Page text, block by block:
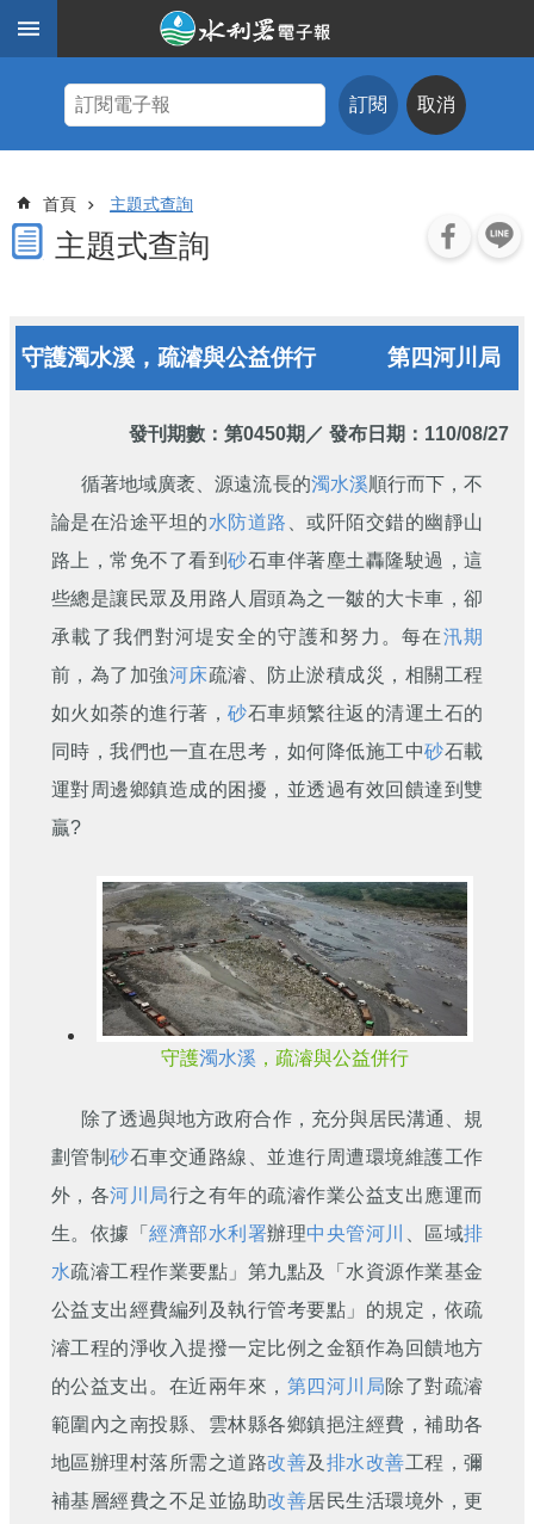
跳到主要內容區塊
題
式
查
期
訂閱 取消
首頁 主題式查詢
主題式查詢
守護濁水溪，疏濬與公益併行 第四河川局
發刊期數： 第0450期 ／ 發布日期：110/08/27
循著地域廣袤、源遠流長的濁水溪順行而下，不
論是在沿途平坦的水防道路
、或阡陌交錯的幽靜山
路上，常免不了看到砂石車伴著塵土轟隆駛過，這
些總是讓民眾及用路人眉頭為之一皺的大卡車，卻
承載了我們對河堤安全的守護和努力。每在汛期
前，為了加強河床疏濬、防止淤積成災，相關工程
如火如荼的進行著，砂石車頻繁往返的清運土石的
同時，我們也一直在思考，如何降低施工中砂石載
運對周邊鄉鎮造成的困擾，並透過有效回饋達到雙
贏?
守護濁水溪 ，疏濬與公益併行
除了透過與地方政府合作，充分與居民溝通、規
劃管制砂石車交通路線、並進行周遭環境維護工作
外，各河川局行之有年的疏濬作業公益支出應運而
生。依據「經濟部水利署辦理中央管河川 、區域排
水疏濬工程作業要點」第九點及「水資源作業基金
公益支出經費編列及執行管考要點」的規定，依疏
濬工程的淨收入提撥一定比例之金額作為回饋地方
的公益支出。在近兩年來， 第四河川局除了對疏濬
範圍內之南投縣、雲林縣各鄉鎮挹注經費，補助各
地區辦理村落所需之道路改善及 排水改善工程，彌
補基層經費之不足並協助改善居民生活環境外，更